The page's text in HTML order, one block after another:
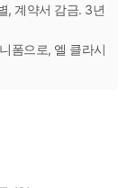
, 계약서 감금. 3년
폼으로, 엘 클라시